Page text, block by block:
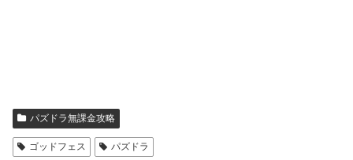
パズドラ無課金攻略
ゴッドフェス パズドラ